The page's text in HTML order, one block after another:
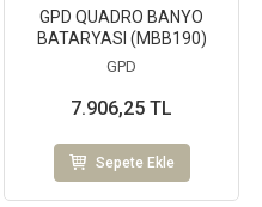
GPD QUADRO BANYO
BATARYASI (MBB190)
GPD
7.906,25 TL
Sepete Ekle